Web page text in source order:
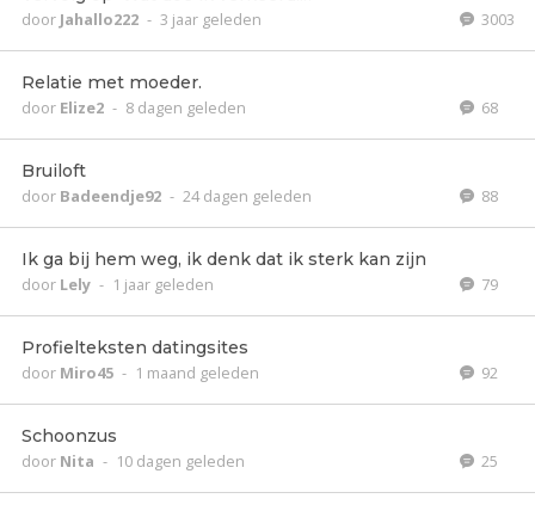
door Jahallo222 - 3 jaar geleden 3003
Relatie met moeder.
door Elize2 - 8 dagen geleden 68
Bruiloft
door Badeendje92 - 24 dagen geleden 88
Ik ga bij hem weg, ik denk dat ik sterk kan zijn
door Lely - 1 jaar geleden 79
Profielteksten datingsites
door Miro45 - 1 maand geleden 92
Schoonzus
door Nita - 10 dagen geleden 25